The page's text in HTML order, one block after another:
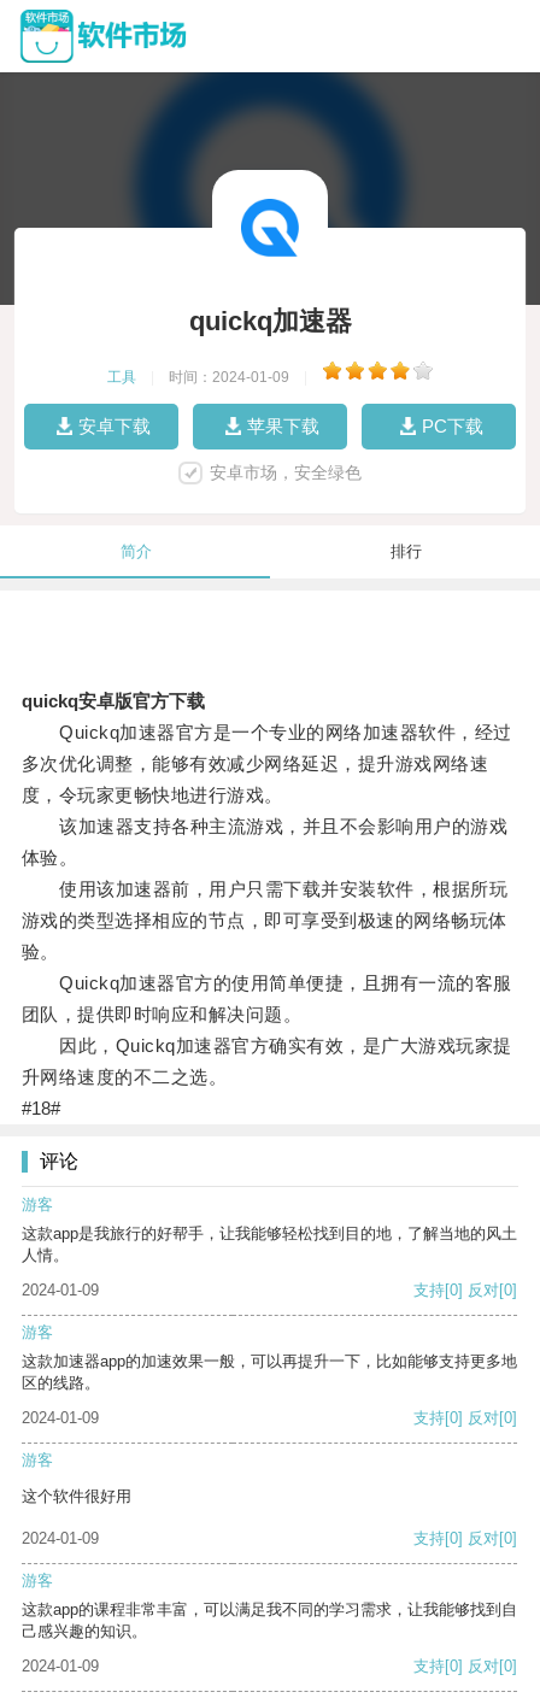
quickq加速器
工具 时间：2024-01-09
安卓下载 苹果下载 PC下载
安卓市场，安全绿色
简介 排行
quickq安卓版官方下载
Quickq加速器官方是一个专业的网络加速器软件，经过
多次优化调整，能够有效减少网络延迟，提升游戏网络速
度，令玩家更畅快地进行游戏。
该加速器支持各种主流游戏，并且不会影响用户的游戏
体验。
使用该加速器前，用户只需下载并安装软件，根据所玩
游戏的类型选择相应的节点，即可享受到极速的网络畅玩体
验。
Quickq加速器官方的使用简单便捷，且拥有一流的客服
团队，提供即时响应和解决问题。
因此，Quickq加速器官方确实有效，是广大游戏玩家提
升网络速度的不二之选。
#18#
评论
游客
这款app是我旅行的好帮手，让我能够轻松找到目的地，了解当地的风土
人情。
2024-01-09
支持[0] 反对[0]
游客
这款加速器app的加速效果一般，可以再提升一下，比如能够支持更多地
区的线路。
2024-01-09
支持[0] 反对[0]
游客
这个软件很好用
2024-01-09 支持[0] 反对[0]
游客
这款app的课程非常丰富，可以满足我不同的学习需求，让我能够找到自
己感兴趣的知识。
2024-01-09
支持[0] 反对[0]